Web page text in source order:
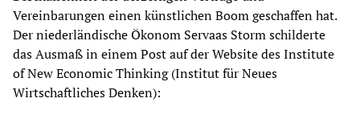
Vereinbarungen einen künstlichen Boom geschaffen hat.
Der niederländische Ökonom Servaas Storm schilderte
das Ausmaß in einem Post auf der Website des Institute
of New Economic Thinking (Institut für Neues
Wirtschaftliches Denken):